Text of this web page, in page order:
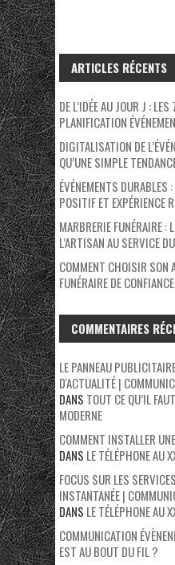
ARTICLES RÉCENTS
DE L’IDÉE AU JOUR J :
PLANIFICATION
DIGITALISATION DE
QU’UNE SIMPLE
ÉVÉNEMENTS
POSITIF ET EXPÉRIENCE
MARBRERIE FUNÉRAIRE :
L’ARTISAN AU SERVICE
COMMENT CHOISIR SON
FUNÉRAIRE DE
COMMENTAIRES
LE PANNEAU
D'ACTUALITÉ |
DANS TOUT CE QU’IL
MODERNE
COMMENT INSTALLER
DANS LE TÉLÉPHONE AU
FOCUS SUR LES
INSTANTANÉE |
DANS LE TÉLÉPHONE AU
COMMUNICATION
EST AU BOUT DU FIL ?